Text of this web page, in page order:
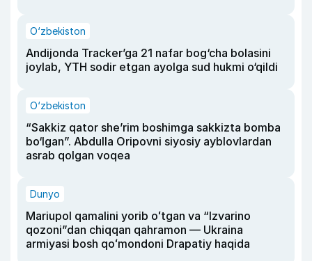
O‘zbekiston
Andijonda Tracker’ga 21 nafar bog‘cha bolasini
joylab, YTH sodir etgan ayolga sud hukmi o‘qildi
O‘zbekiston
“Sakkiz qator she’rim boshimga sakkizta bomba
bo‘lgan”. Abdulla Oripovni siyosiy ayblovlardan
asrab qolgan voqea
Dunyo
Mariupol qamalini yorib oʻtgan va “Izvarino
qozoni”dan chiqqan qahramon — Ukraina
armiyasi bosh qoʻmondoni Drapatiy haqida